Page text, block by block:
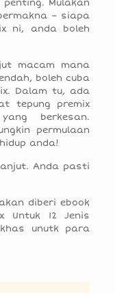
Mulakan
– siapa
ni, anda boleh
macam mana
boleh cuba
Dalam tu, ada
tepung premix
berkesan.
permulaan
anda!
Anda pasti
diberi ebook
Untuk 12 Jenis
khas unutk para